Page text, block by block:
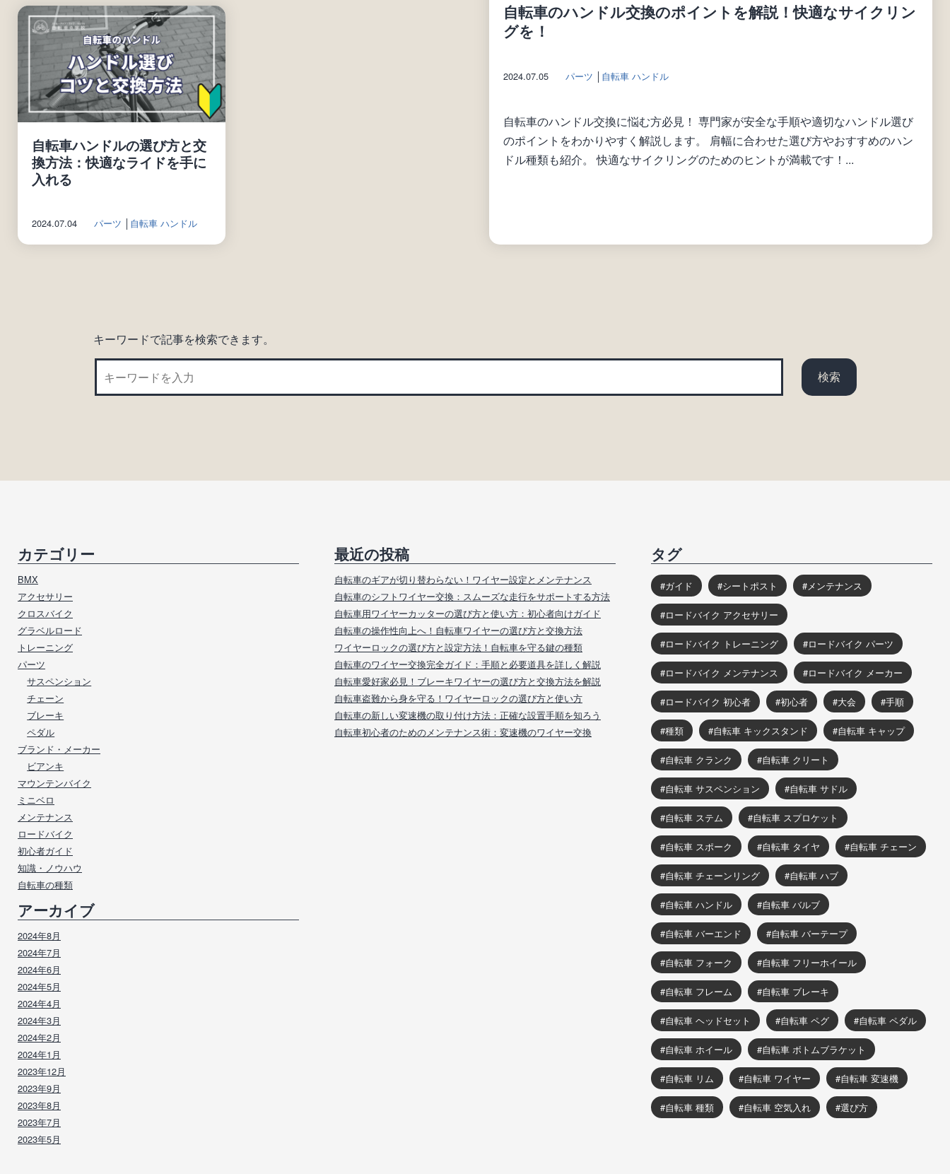
自転車のハンドル交換のポイントを解説！快適なサイクリン
グを！
2024.07.05 パーツ │ 自転車 ハンドル
自転車のハンドル交換に悩む方必見！ 専門家が安全な手順や適切なハンドル選び
のポイントをわかりやすく解説します。 肩幅に合わせた選び方やおすすめのハン
ドル種類も紹介。 快適なサイクリングのためのヒントが満載です！...
自転車ハンドルの選び方と交
換方法：快適なライドを手に
入れる
2024.07.04 パーツ 自転車 ハンドル
キーワードで記事を検索できます。
カテゴリー
BMX
アクセサリー
クロスバイク
グラベルロード
トレーニング
パーツ
サスペンション
チェーン
ブレーキ
ペダル
ブランド・メーカー
ビアンキ
マウンテンバイク
ミニベロ
メンテナンス
ロードバイク
初心者ガイド
知識・ノウハウ
自転車の種類
アーカイブ
2024年8月
2024年7月
2024年6月
2024年5月
2024年4月
2024年3月
2024年2月
2024年1月
2023年12月
2023年9月
2023年8月
2023年7月
2023年5月
最近の投稿
自転車のギアが切り替わらない！ワイヤー設定とメンテナンス
自転車のシフトワイヤー交換：スムーズな走行をサポートする方法
自転車用ワイヤーカッターの選び方と使い方：初心者向けガイド
自転車の操作性向上へ！自転車ワイヤーの選び方と交換方法
ワイヤーロックの選び方と設定方法！自転車を守る鍵の種類
自転車のワイヤー交換完全ガイド：手順と必要道具を詳しく解説
自転車愛好家必見！ブレーキワイヤーの選び方と交換方法を解説
自転車盗難から身を守る！ワイヤーロックの選び方と使い方
自転車の新しい変速機の取り付け方法：正確な設置手順を知ろう
自転車初心者のためのメンテナンス術：変速機のワイヤー交換
タグ
ガイド シートポスト メンテナンス
ロードバイク アクセサリー
ロードバイク トレーニング ロードバイク パーツ
ロードバイク メンテナンス ロードバイク メーカー
ロードバイク 初心者 初心者 大会 手順
種類 自転車 キックスタンド 自転車 キャップ
自転車 クランク 自転車 クリート
自転車 サスペンション 自転車 サドル
自転車 ステム 自転車 スプロケット
自転車 スポーク 自転車 タイヤ 自転車 チェーン
自転車 チェーンリング 自転車 ハブ
自転車 ハンドル 自転車 バルブ
自転車 バーエンド 自転車 バーテープ
自転車 フォーク 自転車 フリーホイール
自転車 フレーム 自転車 ブレーキ
自転車 ヘッドセット 自転車 ペグ 自転車 ペダル
自転車 ホイール 自転車 ボトムブラケット
自転車 リム 自転車 ワイヤー 自転車 変速機
自転車 種類 自転車 空気入れ 選び方